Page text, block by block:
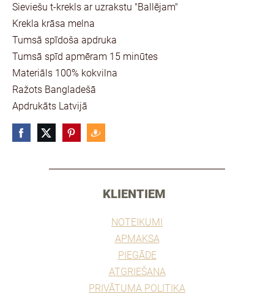
KLIENTIEM
NOTEIKUMI
APMAKSA
PIEGĀDE
ATGRIEŠANA
PRIVĀTUMA POLITIKA
Sieviešu t-krekls ar uzrakstu "Ballējam"
Krekla krāsa melna
Tumsā spīdoša apdruka
Tumsā spīd apmēram 15 minūtes
Materiāls 100% kokvilna
Ražots Bangladešā
Apdrukāts Latvijā